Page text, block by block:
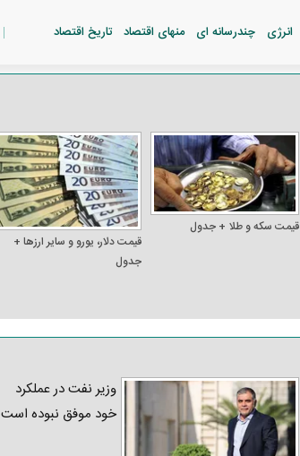
انرژی چندرسانه ای منهای اقتصاد تاریخ اقتصاد
قیمت سکه و طلا + جدول
قیمت دلار، یورو و سایر ارز‌ها +
جدول
وزیر نفت در عملکرد
خود موفق نبوده است